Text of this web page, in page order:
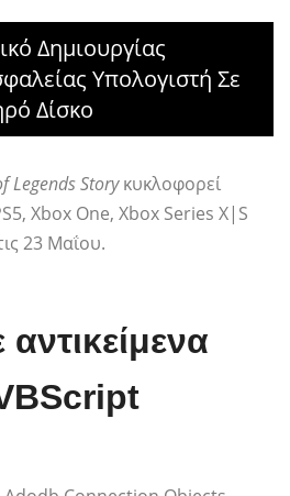
Δημιουργίας
Υπολογιστή Σε
Δίσκο
Legends Storyκυκλοφορεί
Xbox One, Xbox Series X|S
23 Μαΐου.